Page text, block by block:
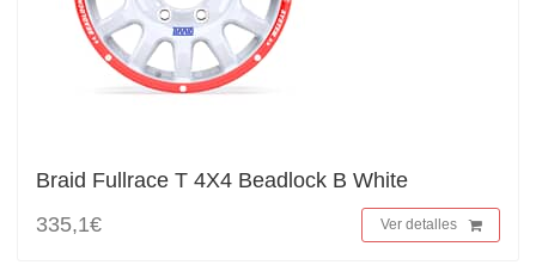
Braid Fullrace T 4X4 Beadlock B White
335,1€
Ver detalles